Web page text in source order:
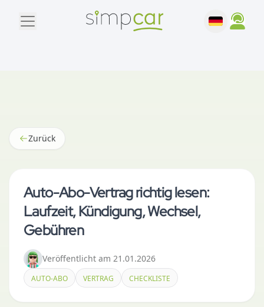
Zurück
Auto-Abo-Vertrag richtig lesen:
Laufzeit, Kündigung, Wechsel,
Gebühren
Veröffentlicht am 21.01.2026
AUTO-ABO VERTRAG CHECKLISTE